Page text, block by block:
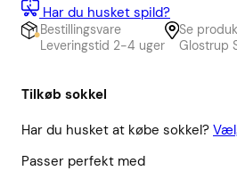
Har du husket spild?
Bestillingsvare
Leveringstid 2-4 uger
Se
Glostrup
Tilkøb sokkel
Har du husket at købe sokkel?
Passer perfekt med